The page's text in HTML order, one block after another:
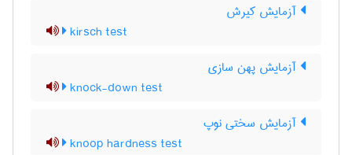
آزمایش کیرش
kirsch test
آزمایش پهن سازی
knock-down test
آزمایش سختی نوپ
knoop hardness test